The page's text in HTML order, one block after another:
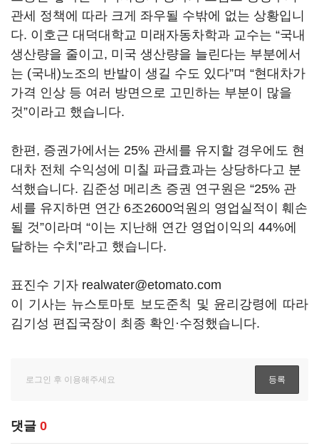
관세 정책에 따라 크게 좌우될 수밖에 없는 상황입니
다. 이호근 대덕대학교 미래자동차학과 교수는 “국내
생산량을 줄이고, 미국 생산량을 늘린다는 부분에서
는 (국내)노조의 반발이 생길 수도 있다”며 “현대차가
가격 인상 등 여러 방면으로 고민하는 부분이 많을
것”이라고 했습니다.
한편, 증권가에서는 25% 관세를 유지할 경우에도 현
대차 전체 수익성에 미칠 파급효과는 상당하다고 분
석했습니다. 김준성 메리츠 증권 연구원은 “25% 관
세를 유지하면 연간 6조2600억원의 영업실적이 훼손
될 것”이라며 “이는 지난해 연간 영업이익의 44%에
달하는 수치”라고 했습니다.
표진수 기자 realwater@etomato.com
이 기사는 뉴스토마토 보도준칙 및 윤리강령에 따라
김기성 편집국장이 최종 확인·수정했습니다.
댓글 0